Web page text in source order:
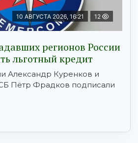
10 АВГУСТА 2026, 16:21 12
регионов России
льготный кредит
Александр Куренков и
Пётр Фрадков подписали